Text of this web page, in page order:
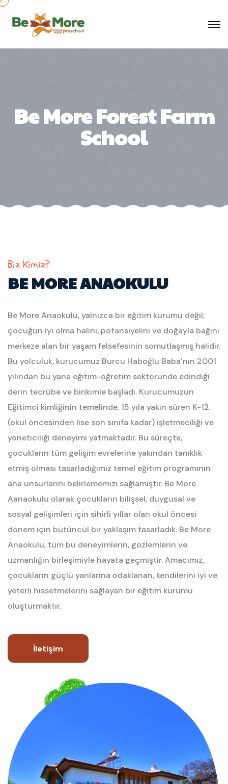
Be More Forest Farm
School
Biz Kimiz?
BE MORE ANAOKULU
Be More Anaokulu, yalnızca bir eğitim kurumu değil;
çocuğun iyi olma halini, potansiyelini ve doğayla bağını
merkeze alan bir yaşam felsefesinin somutlaşmış halidir.
Bu yolculuk, kurucumuz Burcu Haboğlu Baba’nın 2001
yılından bu yana eğitim-öğretim sektöründe edindiği
derin tecrübe ve birikimle başladı. Kurucumuzun
Eğitimci kimliğinin temelinde, 15 yıla yakın süren K-12
(okul öncesinden lise son sınıfa kadar) işletmeciliği ve
yöneticiliği deneyimi yatmaktadır. Bu süreçte,
çocukların tüm gelişim evrelerine yakından tanıklık
etmiş olması tasarladığımız temel eğitim programının
ana unsurlarını belirlememizi sağlamıştır. Be More
Aanaokulu olarak çocukların bilişsel, duygusal ve
sosyal gelişimleri için sihirli yıllar olan okul öncesi
dönem için bütüncül bir yaklaşım tasarladık. Be More
Anaokulu, tüm bu deneyimlerin, gözlemlerin ve
uzmanlığın birleşimiyle hayata geçmiştir. Amacımız,
çocukların güçlü yanlarına odaklanan, kendilerini iyi ve
yeterli hissetmelerini sağlayan bir eğitim kurumu
oluşturmaktır.
İletişim